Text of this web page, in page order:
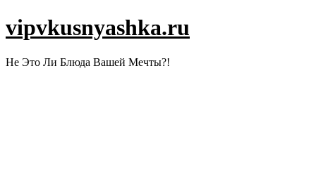
vipvkusnyashka.ru
Не Это Ли Блюда Вашей Мечты?!